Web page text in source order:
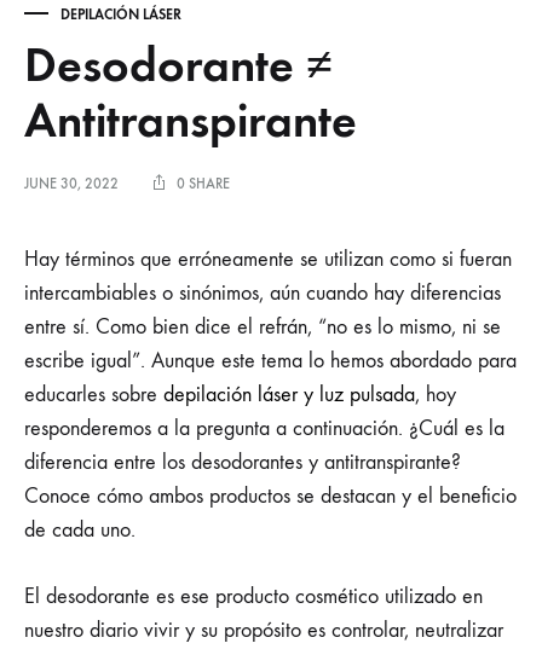
DEPILACIÓN LÁSER
Desodorante ≠
Antitranspirante
JUNE 30, 2022 0 SHARE
Hay términos que erróneamente se utilizan como si fueran
intercambiables o sinónimos, aún cuando hay diferencias
entre sí. Como bien dice el refrán, “no es lo mismo, ni se
escribe igual”. Aunque este tema lo hemos abordado para
educarles sobre depilación láser y luz pulsada, hoy
responderemos a la pregunta a continuación. ¿Cuál es la
diferencia entre los desodorantes y antitranspirante?
Conoce cómo ambos productos se destacan y el beneficio
de cada uno.
El desodorante es ese producto cosmético utilizado en
nuestro diario vivir y su propósito es controlar, neutralizar